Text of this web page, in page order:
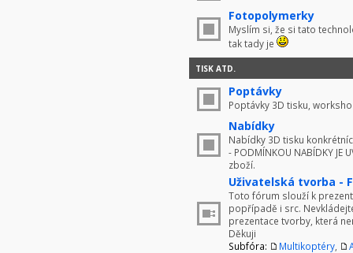
Fotopolymerky
Myslím si, že si tato
tak tady je
TISK ATD.
Poptávky
Poptávky 3D tisku,
Nabídky
Nabídky 3D tisku
- PODMÍNKOU NABÍDKY JE
zboží.
Uživatelská tvorba -
Toto fórum slouží k
popřípadě i src.
prezentace tvorby, která
Děkuji
Subfóra:
Multikoptéry